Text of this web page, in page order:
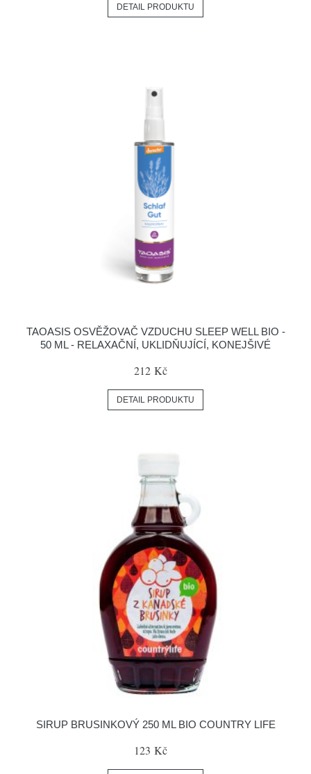
DETAIL PRODUKTU
TAOASIS OSVĚŽOVAČ VZDUCHU SLEEP WELL BIO -
50 ML - RELAXAČNÍ, UKLIDŇUJÍCÍ, KONEJŠIVÉ
212 Kč
DETAIL PRODUKTU
SIRUP BRUSINKOVÝ 250 ML BIO COUNTRY LIFE
123 Kč